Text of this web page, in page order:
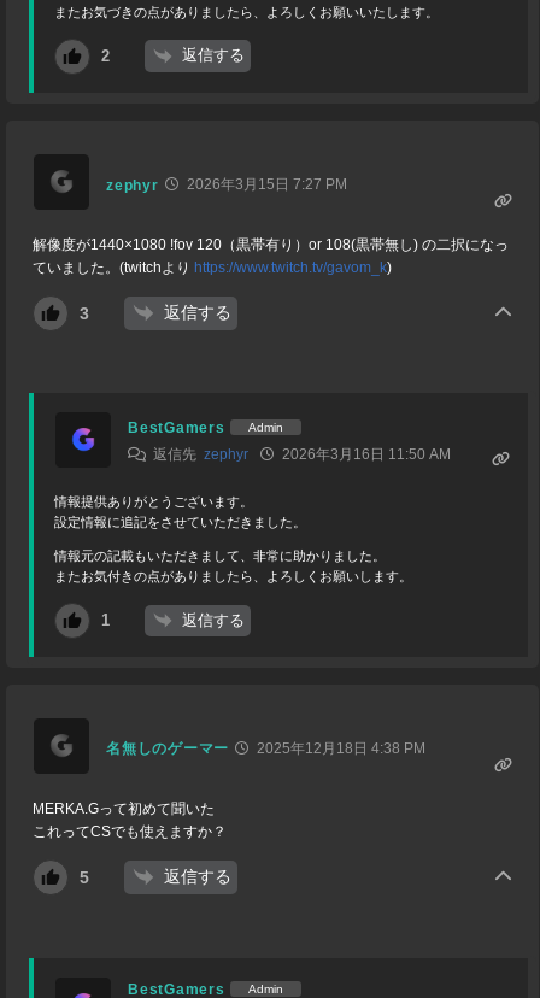
またお気づきの点がありましたら、よろしくお願いいたします。
2 返信する
zephyr 2026年3月15日 7:27 PM
解像度が1440×1080 !fov 120（黒帯有り）or 108(黒帯無し) の二択になっ
ていました。(twitchより https://www.twitch.tv/gavom_k)
3 返信する
BestGamers Admin
返信先zephyr 2026年3月16日 11:50 AM
情報提供ありがとうございます。
設定情報に追記をさせていただきました。
情報元の記載もいただきまして、非常に助かりました。
またお気付きの点がありましたら、よろしくお願いします。
1 返信する
名無しのゲーマー 2025年12月18日 4:38 PM
MERKA.Gって初めて聞いた
これってCSでも使えますか？
5 返信する
BestGamers Admin